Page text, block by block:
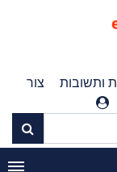
ותשובות
צור